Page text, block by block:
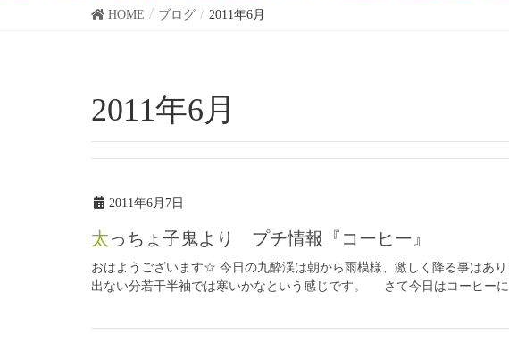
HOME ブログ 2011年6月
2011年6月
2011年6月7日
太っちょ子鬼より プチ情報『コーヒー』
おはようございます☆ 今日の九酔渓は朝から雨模様、激しく降る事はあ
出ない分若干半袖では寒いかなという感じです。 さて今日はコーヒー